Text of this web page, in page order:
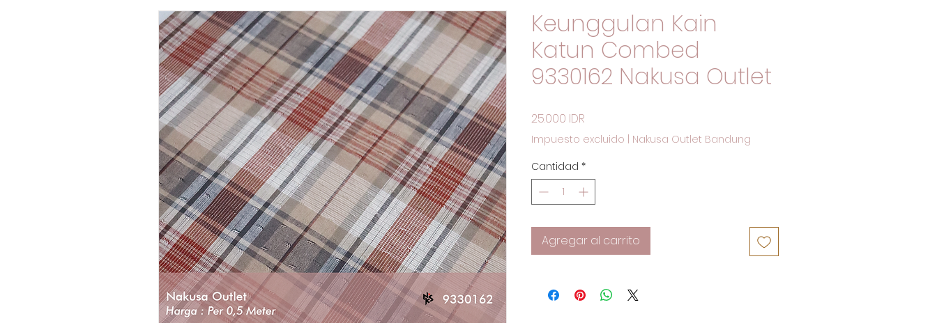
Keunggulan Kain
Katun Combed
9330162 Nakusa Outlet
25.000 IDR
Impuesto excluido
Nakusa Outlet Bandung
Cantidad *
Agregar al carrito